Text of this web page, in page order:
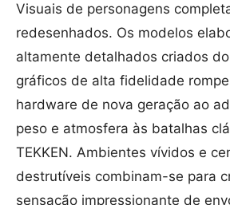
Visuais de personagens
redesenhados. Os modelos
altamente detalhados criados
gráficos de alta fidelidade
hardware de nova geração ao
peso e atmosfera às batalhas
TEKKEN. Ambientes vívidos e
destrutíveis combinam-se para
sensação impressionante de